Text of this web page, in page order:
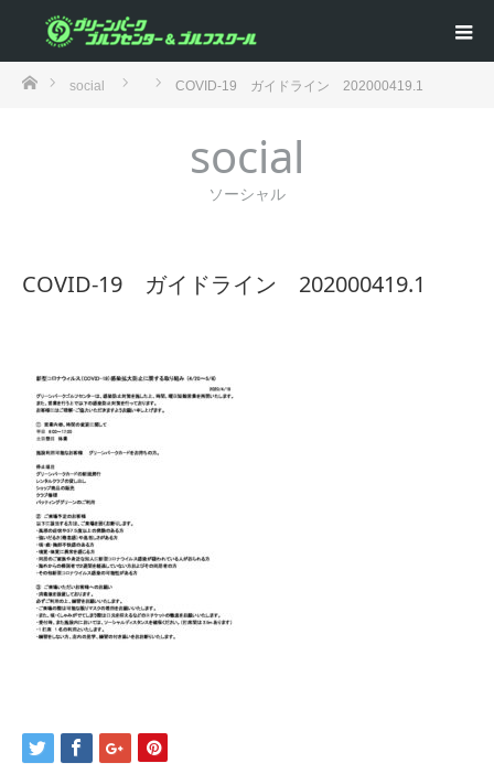
ホームsocial COVID-19 ガイドライン 202000419.1
social
ソーシャル
COVID-19 ガイドライン 202000419.1